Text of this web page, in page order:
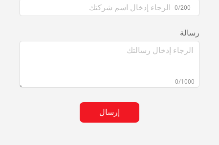
0/200
رسالة
0/1000
إرسال